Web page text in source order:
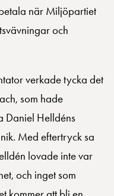
när Miljöpartiet
och
verkade tycka det
som hade
Daniel Helldéns
Med eftertryck sa
lovade inte var
och inget som